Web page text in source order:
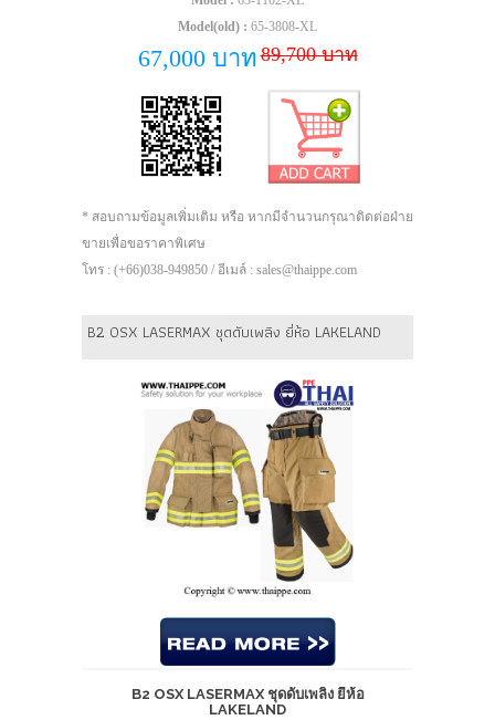
Model(old) : 65-3808-XL
67,000 บาท 89,700 บาท
* สอบถามข้อมูลเพิ่มเติม หรือ หากมีจำนวนกรุณาติดต่อฝ่าย
ขายเพื่อขอราคาพิเศษ
โทร : (+66)038-949850 / อีเมล์ : sales@thaippe.com
B2 OSX LASERMAX ชุดดับเพลิง ยี่ห้อ LAKELAND
B2 OSX LASERMAX ชุดดับเพลิง ยี่ห้อ
LAKELAND